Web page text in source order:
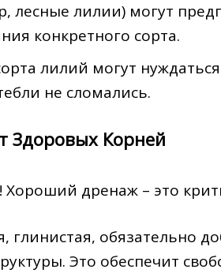
лесные лилии) могут
конкретного сорта.
лилий могут
не сломались.
Здоровых Корней
дренаж – это
глинистая, обязательно
Это обеспечит